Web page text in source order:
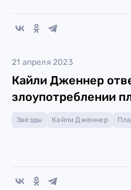
21 апреля 2023
Кайли Дженнер
злоупотреблении
Звезды Кайли Дженнер